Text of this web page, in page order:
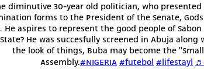
diminutive 30-year old politician, who
forms to the President of the Senate,
He aspires to represent the good people of
He was succesfully screened in Abuja
the look of things, Buba may become the
Assembly.#NIGERIA #futebol #lifestayl ♬